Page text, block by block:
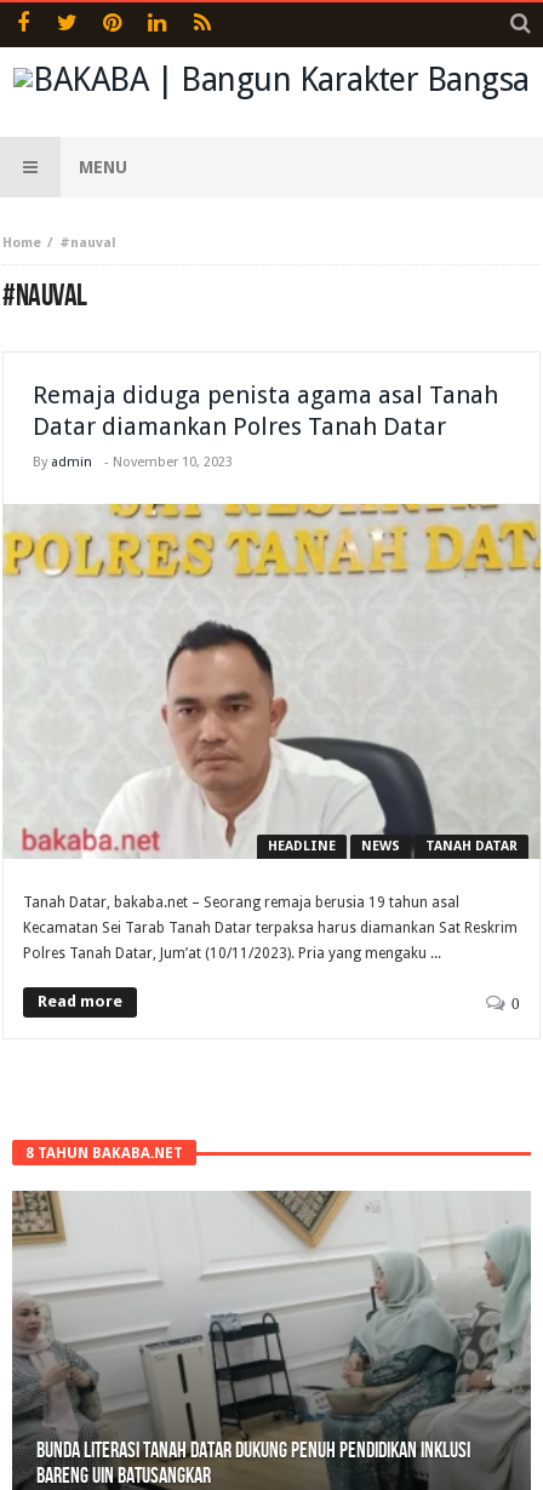
MENU
Home #nauval
#NAUVAL
Remaja diduga penista agama asal Tanah
Datar diamankan Polres Tanah Datar
By admin - November 10, 2023
HEADLINE NEWS TANAH DATAR
Tanah Datar, bakaba.net – Seorang remaja berusia 19 tahun asal
Kecamatan Sei Tarab Tanah Datar terpaksa harus diamankan Sat Reskrim
Polres Tanah Datar, Jum’at (10/11/2023). Pria yang mengaku ...
Read more 0
8 TAHUN BAKABA.NET
Bunda Literasi Tanah Datar Dukung Penuh Pendidikan Inklusi
Bareng UIN Batusangkar